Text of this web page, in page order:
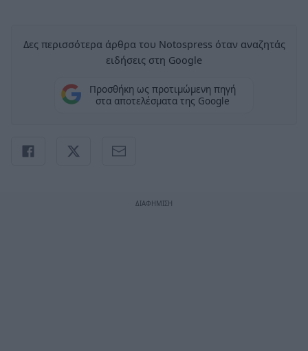
Δες περισσότερα άρθρα του Notospress όταν αναζητάς
ειδήσεις στη Google
Προσθήκη ως προτιμώμενη πηγή
στα αποτελέσματα της Google